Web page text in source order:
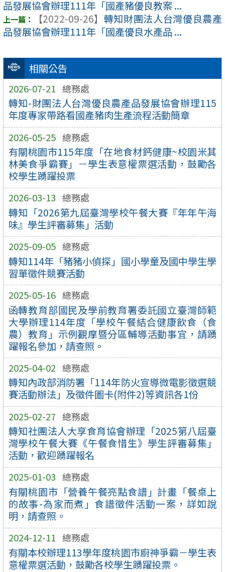
相關公告
2026-07-21 總務處
轉知-財團法人台灣優良農產品發展協會辦理115
年度專家帶路看國產豬肉生產流程活動簡章
2026-05-25 總務處
有關桃園市115年度「在地食材鈣健康~校園米其
林美食爭霸賽」－學生表意權票選活動，鼓勵各
校學生踴躍投票
2026-03-13 總務處
轉知「2026第九屆臺灣學校午餐大賽『年年午海
味』學生評審募集」活動
2025-09-05 總務處
轉知114年「豬豬小偵探」國小學童及國中學生學
習單徵件競賽活動
2025-05-16 總務處
函轉教育部國民及學前教育署委託國立臺灣師範
大學辦理114年度「學校午餐結合健康飲食（食
農）教育」示例觀摩暨分區輔導活動事宜，請踴
躍報名參加，請查照。
2025-04-02 總務處
轉知內政部消防署「114年防火宣導微電影徵選競
賽活動辦法」及徵件圖卡(附件2)等資訊各1份
2025-02-27 總務處
轉知社團法人大享食育協會辦理「2025第八屆臺
灣學校午餐大賽《午餐食惜生》學生評審募集」
活動，歡迎踴躍報名
2025-01-03 總務處
有關桃園市「營養午餐亮點食譜」計畫「餐桌上
的故事-為家而煮」食譜徵件活動一案，詳如說
明，請查照。
2024-12-11 總務處
有關本校辦理113學年度桃園市廚神爭霸－學生表
意權票選活動，鼓勵各校學生踴躍投票。
品發展協會辦理111年「國產豬優良教案 ...
【2022-09-26】 轉知財團法人台灣優良農產
品發展協會辦理111年「國產優良水產品 ...